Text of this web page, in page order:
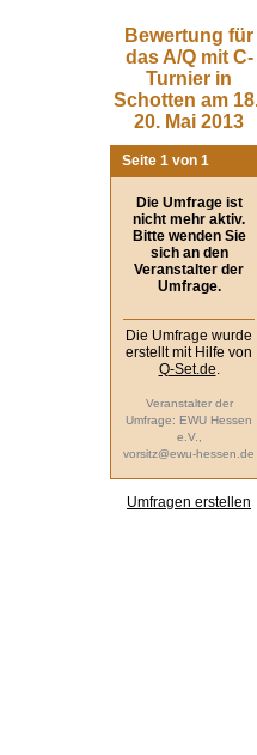
Bewertung für
das A/Q mit C-
Turnier in
Schotten am
20. Mai 2013
Seite 1 von 1
Die Umfrage ist
nicht mehr aktiv.
Bitte wenden Sie
sich an den
Veranstalter der
Umfrage.
Die Umfrage wurde
erstellt mit Hilfe von
Q-Set.de.
Veranstalter der
Umfrage: EWU Hessen
e.V.,
vorsitz@ewu-hessen.de
Umfragen erstellen